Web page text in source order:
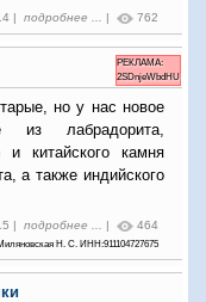
| подробнее ... | 762
РЕКЛАМА:
2SDnjeWbdHU
но у нас новое
из лабрадорита,
и китайского камня
а также индийского
| подробнее ... | 464
Н. С. ИНН:911104727675